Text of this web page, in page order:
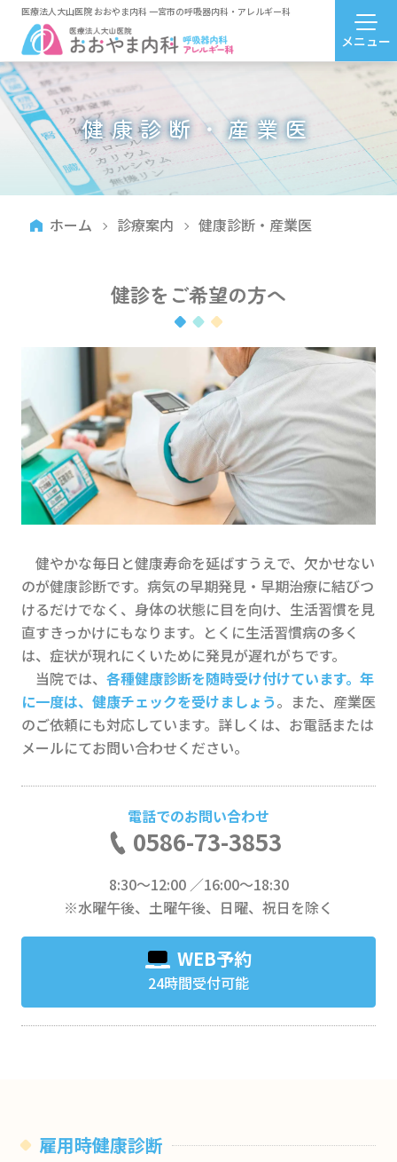
医療法人大山医院 おおやま内科 一宮市の呼吸器内科・アレルギー科
健康診断・産業医
ホーム 診療案内 健康診断・産業医
健診をご希望の方へ
健やかな毎日と健康寿命を延ばすうえで、欠かせない
のが健康診断です。病気の早期発見・早期治療に結びつ
けるだけでなく、身体の状態に目を向け、生活習慣を見
直すきっかけにもなります。とくに生活習慣病の多く
は、症状が現れにくいために発見が遅れがちです。
当院では、 各種健康診断を随時受け付けています。年
に一度は、健康チェックを受けましょう。また、産業医
のご依頼にも対応しています。詳しくは、お電話または
メールにてお問い合わせください。
電話でのお問い合わせ
0586-73-3853
8:30～12:00 ／16:00～18:30
※水曜午後、土曜午後、日曜、祝日を除く
WEB予約
24時間受付可能
雇用時健康診断